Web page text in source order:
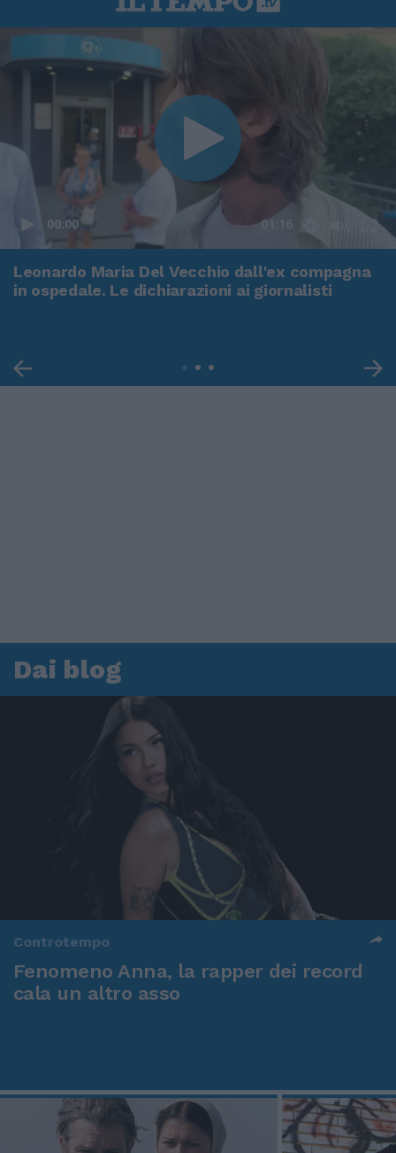
00:00 01:16
Leonardo Maria Del Vecchio dall'ex compagna
in ospedale. Le dichiarazioni ai giornalisti
Dai blog
Controtempo
Fenomeno Anna, la rapper dei record
cala un altro asso